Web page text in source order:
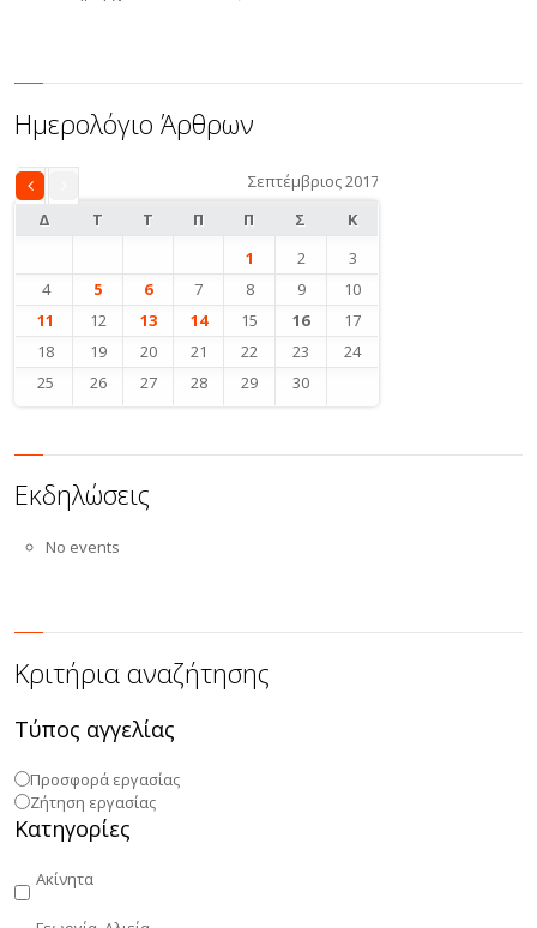
Ημερολόγιο Άρθρων
Σεπτέμβριος 2017
Δ
Τ Τ Π Π Σ Κ
Αυγ
1 2
3
4
5 6 7 8 9
10
11
12 13 14 15 16
17
18
19 20 21 22 23
24
25
26 27 28 29 30
Εκδηλώσεις
No events
Κριτήρια αναζήτησης
Τύπος αγγελίας
Προσφορά εργασίας
Ζήτηση εργασίας
Κατηγορίες
Ακίνητα